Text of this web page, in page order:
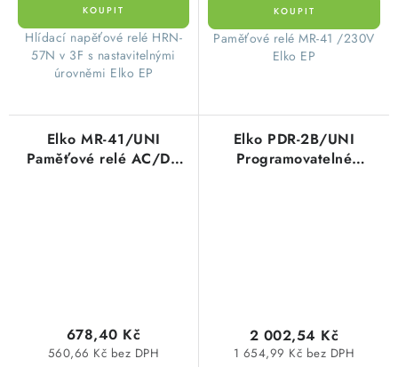
Hlídací napěťové relé HRN-
57N v 3F s nastavitelnými
úrovněmi Elko EP
Paměťové relé MR-41 /230V
Elko EP
Elko MR-41/UNI
Paměťové relé AC/DC
560,66 Kč bez DPH
678,40 Kč
Elko PDR-2B/UNI
Programovatelné
1 654,99 Kč bez DPH
2 002,54 Kč